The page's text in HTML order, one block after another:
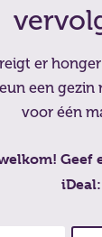
er
een gezin
voor één
Geef
iDeal: